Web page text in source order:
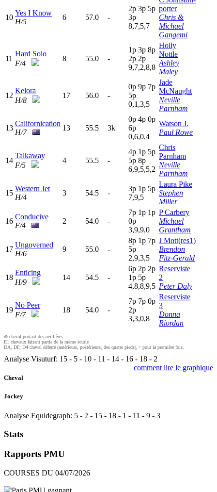
10
Yes I Know
H/5
6 57.0 -
2p 3p 5p
3p
8,7,5,7
porter
Chris &
Michael
Gangemi
11
Hard Solo
F/4
8 55.0 -
1p 3p 8p
2p 2p
9,7,2,8,8
Holly
Nottle
Ashley
Maley
12
Kelora
H/8
17 56.0 -
0p 9p 7p
5p
0,1,3,5
Jade
McNaught
Neville
Parnham
13
Californication
H/7
13 55.5 3k
0p 4p 0p
6p
0,6,0,4
Watson J.
Paul Rowe
14
Talkaway
F/5
4 55.5 -
4p 1p 5p
5p 8p
6,9,5,5,2
Chris
Parnham
Neville
Parnham
15
Western Jet
H/4
3 54.5 -
3p 1p 5p
7,9,5
Laura Pike
Stephen
Miller
16
Conducive
F/4
2 54.0 -
7p 1p 1p
0p
3,9,9,0
P Carbery
Michael
Grantham
17
Ungoverned
H/6
9 55.0 -
8p 1p 7p
5p
2,9,3,5
J Mott(res1)
Brendon
Fitz-Gerald
18
Enticing
H/9
14 54.5 -
6p 2p 2p
1p 5p
4,8,8,9,5
Reserviste
2
Peter Daly
19
No Peer
F/7
18 54.0 -
7p 7p 0p
2p
3,3,0,8
Reserviste
3
Donna
Riordan
⊗ cheval portant des oeilllères
E1 chevaux faisant partie de la même écurie
DA, DP, D4 cheval déferré (antérieurs, postérieurs, des quatre pieds), • pour la première fois.
Analyse Visuturf: 15 - 5 - 10 - 11 - 14 - 16 - 18 - 2
comment lire le graphique
Cheval
Jockey
Analyse Equidegraph: 5 - 2 - 15 - 18 - 1 - 11 - 9 - 3
Stats
Rapports PMU
COURSES DU 04/07/2026